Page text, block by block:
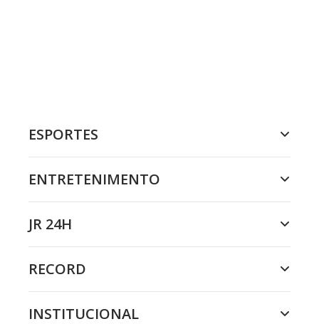
ESPORTES
ENTRETENIMENTO
JR 24H
RECORD
INSTITUCIONAL